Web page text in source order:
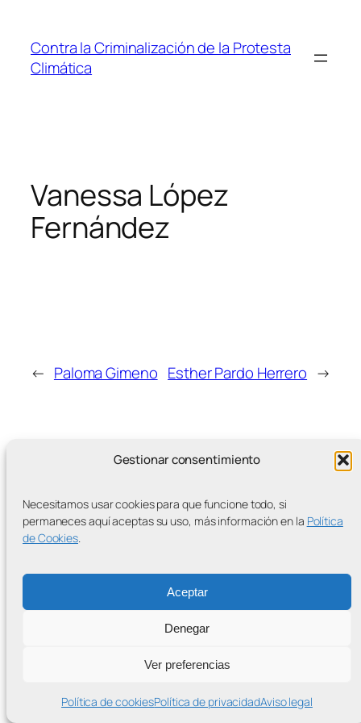
Gestionar consentimiento
Necesitamos usar cookies para que funcione todo, si
permaneces aquí aceptas su uso, más información en la Política
de Cookies.
Aceptar
Denegar
Ver preferencias
Política de cookiesPolítica de privacidadAviso legal
contenido
Contra la Criminalización de la Protesta
Climática
Vanessa López
Fernández
← Paloma Gimeno Esther Pardo Herrero →
MÁS ENTRADAS
Contra la Criminalización de la Protesta Climática
Proudly powered byWordPress